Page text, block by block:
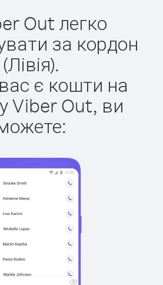
Out легко
за кордон
(Лівія).
є кошти на
Viber Out, ви